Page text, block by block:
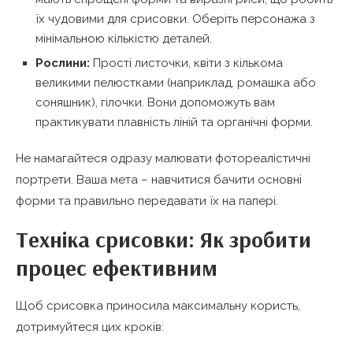
їх чудовими для срисовки. Оберіть персонажа з
мінімальною кількістю деталей.
Рослини: Прості листочки, квіти з кількома
великими пелюстками (наприклад, ромашка або
соняшник), гілочки. Вони допоможуть вам
практикувати плавність ліній та органічні форми.
Не намагайтеся одразу малювати фотореалістичні
портрети. Ваша мета – навчитися бачити основні
форми та правильно передавати їх на папері.
Техніка срисовки: Як зробити
процес ефективним
Щоб срисовка приносила максимальну користь,
дотримуйтеся цих кроків: